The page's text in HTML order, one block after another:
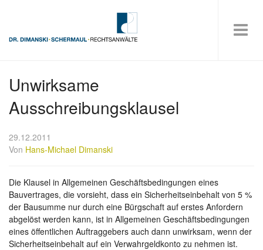
Unwirksame
Ausschreibungsklausel
29.12.2011
Von Hans-Michael Dimanski
Die Klausel in Allgemeinen Geschäftsbedingungen eines
Bauvertrages, die vorsieht, dass ein Sicherheitseinbehalt von 5 %
der Bausumme nur durch eine Bürgschaft auf erstes Anfordern
abgelöst werden kann, ist in Allgemeinen Geschäftsbedingungen
eines öffentlichen Auftraggebers auch dann unwirksam, wenn der
Sicherheitseinbehalt auf ein Verwahrgeldkonto zu nehmen ist.